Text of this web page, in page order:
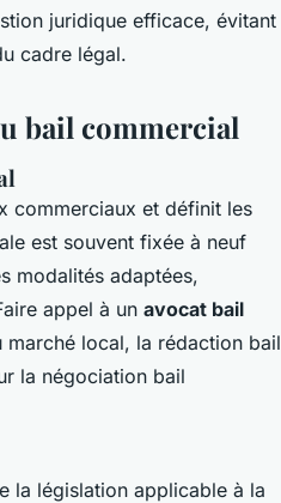
juridique efficace, évitant
cadre légal.
bail commercial
commerciaux et définit les
est souvent fixée à neuf
modalités adaptées,
appel à un avocat bail
local, la rédaction bail
la négociation bail
la législation applicable à la